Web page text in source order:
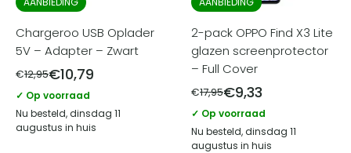
Chargeroo USB Oplader
5V – Adapter – Zwart
€12,95€10,79
✓ Op voorraad
Nu besteld, dinsdag 11
augustus in huis
2-pack OPPO Find X3 Lite
glazen screenprotector
– Full Cover
€17,95€9,33
✓ Op voorraad
Nu besteld, dinsdag 11
augustus in huis